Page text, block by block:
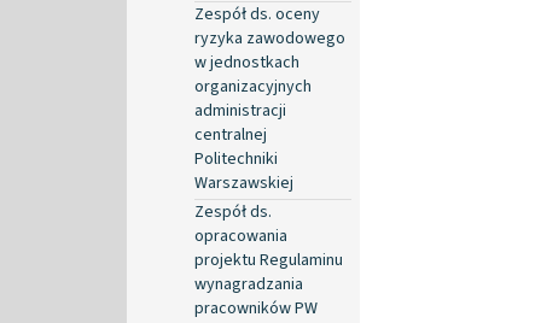
Zespół ds. oceny
ryzyka zawodowego
w jednostkach
organizacyjnych
administracji
centralnej
Politechniki
Warszawskiej
Zespół ds.
opracowania
projektu Regulaminu
wynagradzania
pracowników PW